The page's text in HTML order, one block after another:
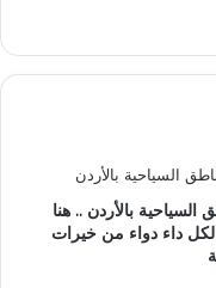
السياحية بالأردن .. هنا
داء دواء من خيرات